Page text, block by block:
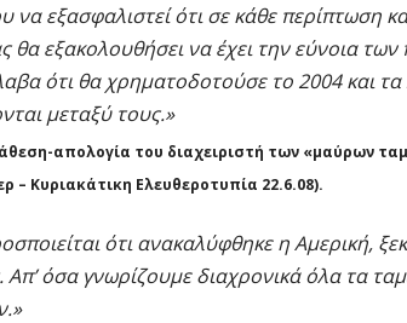
να εξασφαλιστεί ότι σε κάθε περίπτωση
θα εξακολουθήσει να έχει την εύνοια
ότι θα χρηματοδοτούσε το 2004 και
μεταξύ τους.»
απολογία του διαχειριστή των «μαύρων
– Κυριακάτικη Ελευθεροτυπία 22.6.08).
ότι ανακαλύφθηκε η Αμερική,
Απ’ όσα γνωρίζουμε διαχρονικά όλα τα